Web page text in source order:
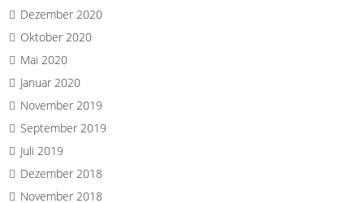
Dezember 2020
Oktober 2020
Mai 2020
Januar 2020
November 2019
September 2019
Juli 2019
Dezember 2018
November 2018